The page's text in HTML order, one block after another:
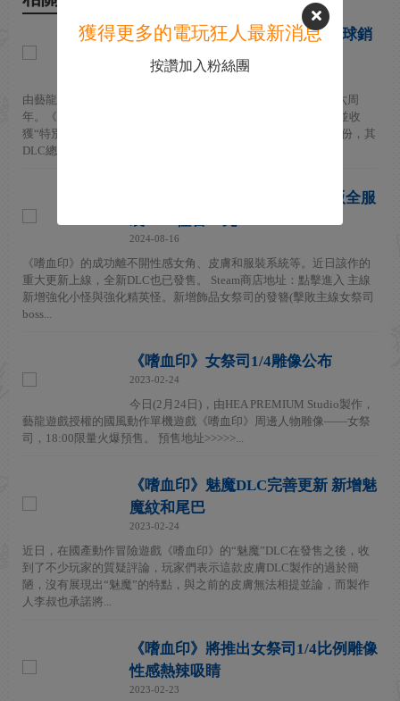
國產武俠遊戲《嗜血印》宣布全球銷
量突破300萬份
2025-07-27
由藝龍遊戲開發的國產武俠動作遊戲《嗜血印》近日迎來發售六周
年。《嗜血印》製作人李叔發布感言宣布，遊戲自2022年上市並收
獲“特別好評”（近期好評率92%）以來，全球銷量已突破300萬份，其
DLC總銷量...
《嗜血印》重大更新上線 豪華版全服
2024-08-16
《嗜血印》的成功離不開性感女角、皮膚和服裝系統等。近日該作的
重大更新上線，全新DLC也已發售。 Steam商店地址：點擊進入 主線
新增強化小怪與強化精英怪。新增飾品女祭司的發簪(擊敗主線女祭司
boss...
《嗜血印》女祭司1/4雕像公布
2023-02-24
今日(2月24日)，由HEA PREMIUM Studio製作，
藝龍遊戲授權的國風動作單機遊戲《嗜血印》周邊人物雕像——女祭
司，18:00限量火爆預售。 預售地址>>>>>...
《嗜血印》魅魔DLC完善更新 新增魅
魔紋和尾巴
2023-02-24
近日，在國產動作冒險遊戲《嗜血印》的“魅魔”DLC在發售之後，收
到了不少玩家的質疑評論，玩家們表示這款皮膚DLC製作的過於簡
陋，沒有展現出“魅魔”的特點，與之前的皮膚無法相提並論，而製作
人李叔也承諾將...
《嗜血印》將推出女祭司1/4比例雕像
性感熱辣吸睛
2023-02-23
獲得更多的電玩狂人最新消息
按讚加入粉絲團